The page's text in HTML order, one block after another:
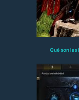
Qué son las